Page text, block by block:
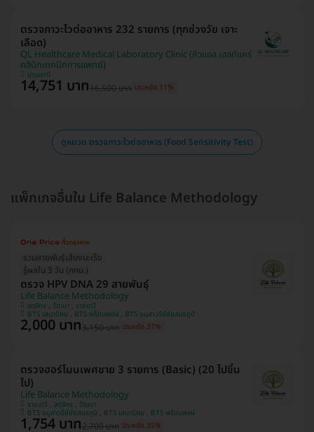
ตรวจภาวะไวต่ออาหาร 232 รายการ (ทุกช่วงวัย เจาะ
เลือด)
QL Healthcare Medical Laboratory Clinic (คิวแอล เฮลท์แคร์
คลินิกเทคนิคการแพทย์)
ปทุมธานี
14,751 บาท16,500 บาท ประหยัด 11%
ดูหมวด ตรวจภาวะไวต่ออาหาร (Food Sensitivity Test)
แพ็กเกจอื่นใน Life Balance Methodology
รวมสายพันธุ์เสี่ยงมะเร็ง
รู้ผลใน 3 วัน (กทม.)
ตรวจ HPV DNA 29 สายพันธุ์
Life Balance Methodology
จตุจักร , วัฒนา , ราชเทวี
BTS เสนานิคม , BTS พร้อมพงษ์ , BTS อนุสาวรีย์ชัยสมรภูมิ
2,000 บาท3,150 บาท ประหยัด 37%
ตรวจฮอร์โมนเพศชาย 3 รายการ (Basic) (20 ไปขึ้น
ไป)
Life Balance Methodology
ราชเทวี , จตุจักร , วัฒนา
BTS อนุสาวรีย์ชัยสมรภูมิ , BTS เสนานิคม , BTS พร้อมพงษ์
1,754 บาท2,700 บาท ประหยัด 35%